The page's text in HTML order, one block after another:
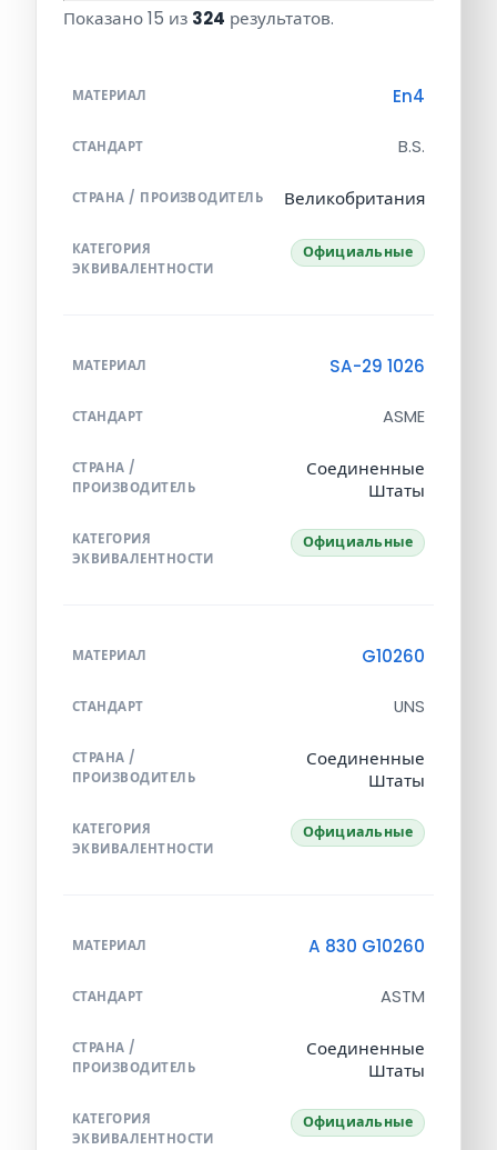
Показано 15 из 324 результатов.
МАТЕРИАЛ En4
СТАНДАРТ B.S.
СТРАНА / ПРОИЗВОДИТЕЛЬ Великобритания
КАТЕГОРИЯ
ЭКВИВАЛЕНТНОСТИ
Официальные
МАТЕРИАЛ SA-29 1026
СТАНДАРТ ASME
СТРАНА /
ПРОИЗВОДИТЕЛЬ
Соединенные
Штаты
КАТЕГОРИЯ
ЭКВИВАЛЕНТНОСТИ
Официальные
МАТЕРИАЛ G10260
СТАНДАРТ UNS
СТРАНА /
ПРОИЗВОДИТЕЛЬ
Соединенные
Штаты
КАТЕГОРИЯ
ЭКВИВАЛЕНТНОСТИ
Официальные
МАТЕРИАЛ A 830 G10260
СТАНДАРТ ASTM
СТРАНА /
ПРОИЗВОДИТЕЛЬ
Соединенные
Штаты
КАТЕГОРИЯ
ЭКВИВАЛЕНТНОСТИ
Официальные